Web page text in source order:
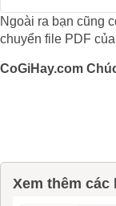
Ngoài ra bạn cũng
chuyển file PDF
CoGiHay.com
Xem thêm các